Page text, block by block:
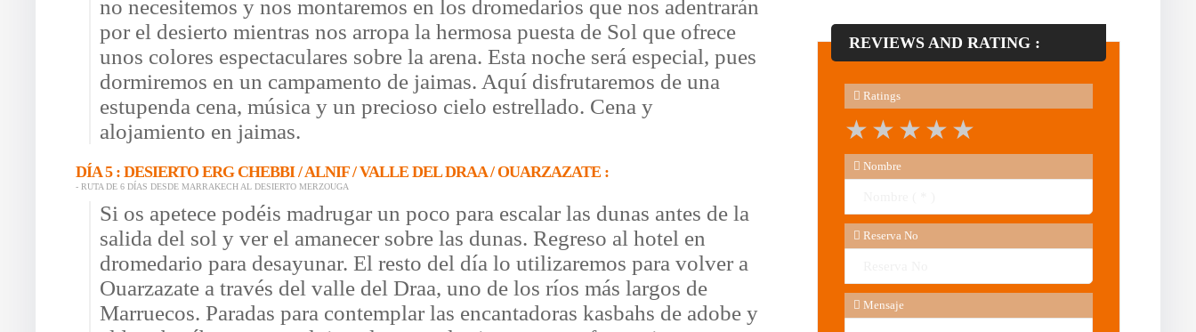
no necesitemos y nos montaremos en los dromedarios que nos adentrarán
por el desierto mientras nos arropa la hermosa puesta de Sol que ofrece
unos colores espectaculares sobre la arena. Esta noche será especial, pues
dormiremos en un campamento de jaimas. Aquí disfrutaremos de una
estupenda cena, música y un precioso cielo estrellado. Cena y
alojamiento en jaimas.
DÍA 5 : DESIERTO ERG CHEBBI / ALNIF / VALLE DEL DRAA / OUARZAZATE :
- RUTA DE 6 DÍAS DESDE MARRAKECH AL DESIERTO MERZOUGA
Si os apetece podéis madrugar un poco para escalar las dunas antes de la
salida del sol y ver el amanecer sobre las dunas. Regreso al hotel en
dromedario para desayunar. El resto del día lo utilizaremos para volver a
Ouarzazate a través del valle del Draa, uno de los ríos más largos de
Marruecos. Paradas para contemplar las encantadoras kasbahs de adobe y
REVIEWS AND RATING :
Ratings
4 stars
3 stars
2 stars
1 star
Nombre
Reserva No
Mensaje